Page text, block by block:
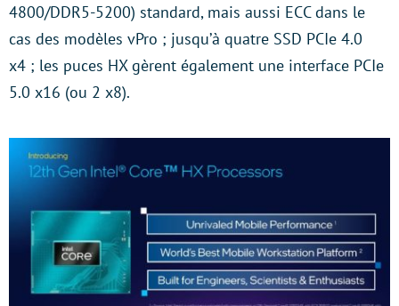
4800/DDR5-5200) standard, mais aussi ECC dans le
cas des modèles vPro ; jusqu’à quatre SSD PCIe 4.0
x4 ; les puces HX gèrent également une interface PCIe
5.0 x16 (ou 2 x8).